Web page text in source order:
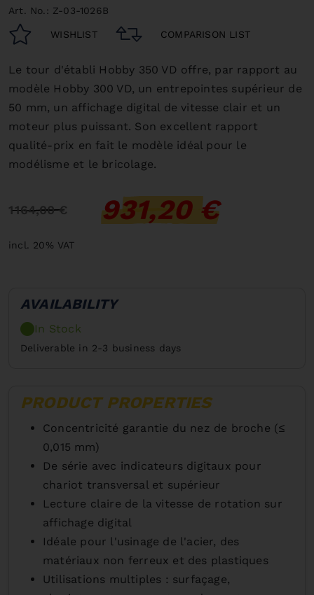
Art. No.: Z-03-1026B
WISHLIST COMPARISON LIST
Le tour d'établi Hobby 350 VD offre, par rapport au
modèle Hobby 300 VD, un entrepointes supérieur de
50 mm, un affichage digital de vitesse clair et un
moteur plus puissant. Son excellent rapport
qualité-prix en fait le modèle idéal pour le
modélisme et le bricolage.
1 164,00 € 931,20 €
incl. 20% VAT
AVAILABILITY
In Stock
Deliverable in 2-3 business days
PRODUCT PROPERTIES
Concentricité garantie du nez de broche (≤
0,015 mm)
De série avec indicateurs digitaux pour
chariot transversal et supérieur
Lecture claire de la vitesse de rotation sur
affichage digital
Idéale pour l'usinage de l'acier, des
matériaux non ferreux et des plastiques
Utilisations multiples : surfaçage,